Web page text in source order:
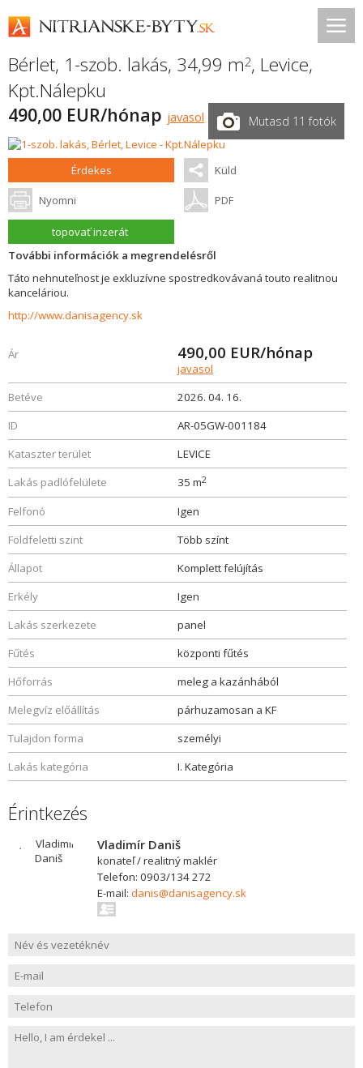
Bérlet, 1-szob. lakás, 34,99 m2, Levice,
Kpt.Nálepku
490,00 EUR/hónap javasol Mutasd 11 fotók
Érdekes Küld
Nyomni PDF
topovať inzerát
További információk a megrendelésről
Táto nehnuteľnost je exkluzívne spostredkovávaná touto realitnou
kanceláriou.
http://www.danisagency.sk
Ár 490,00 EUR/hónap
javasol
Betéve
2026. 04. 16.
ID
AR-05GW-001184
Kataszter terület
LEVICE
Lakás padlófelülete
35 m2
Felfonó
Igen
Földfeletti szint
Több színt
Állapot
Komplett felújítás
Erkély
Igen
Lakás szerkezete
panel
Fűtés
központi fűtés
Hőforrás
meleg a kazánhából
Melegvíz előállítás
párhuzamosan a KF
Tulajdon forma
személyi
Lakás kategória
I. Kategória
Érintkezés
Vladimír Daniš
konateľ / realitný maklér
Telefon: 0903/134 272
E-mail: danis@danisagency.sk